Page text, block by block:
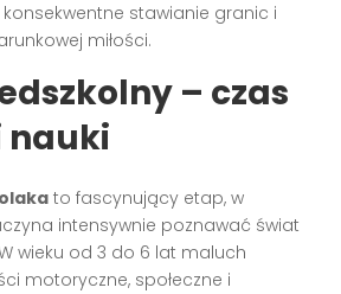
stawianie granic i
miłości.
– czas
nauki
to fascynujący etap, w
intensywnie poznawać świat
wieku od 3 do 6 lat maluch
motoryczne, społeczne i